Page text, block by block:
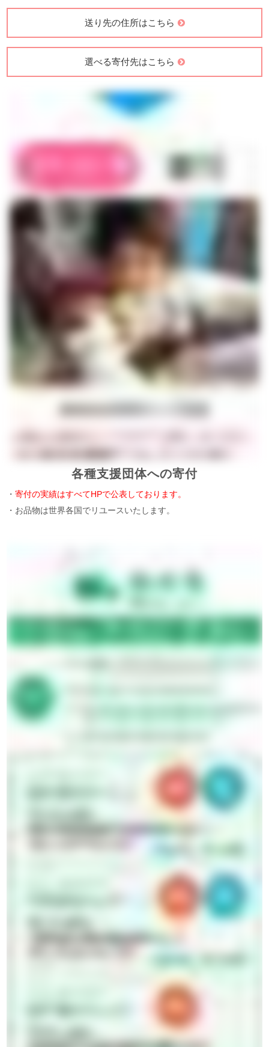
送り先の住所はこちら
選べる寄付先はこちら
各種支援団体への寄付
・寄付の実績はすべてHPで公表しております。
・お品物は世界各国でリユースいたします。